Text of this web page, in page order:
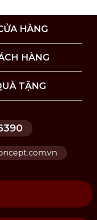
Black Angelica
tinh dầu đèn
cho các loại đèn
HÀNG
HÀNG
TẶNG